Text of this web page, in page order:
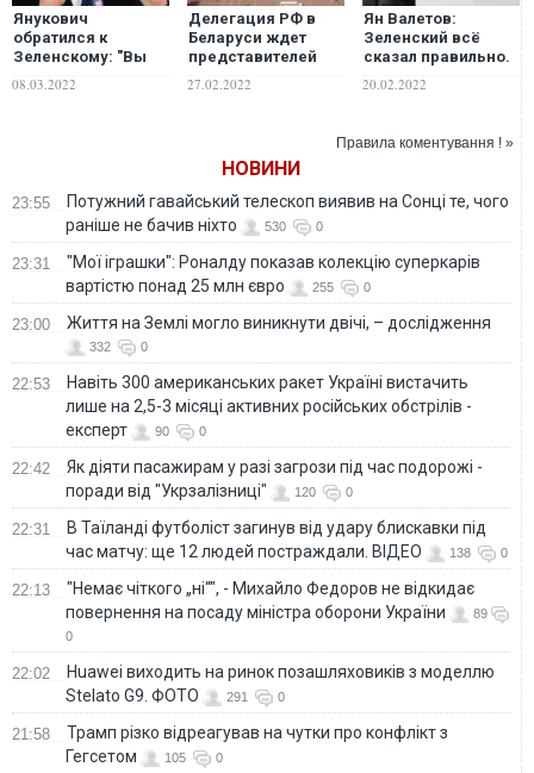
Янукович
обратился к
Зеленскому: "Вы
ценой остановить
08.03.2022
Делегация РФ в
Беларуси ждет
представителей
Зеленский заявил,
летят ракеты
27.02.2022
Ян Валетов:
Зеленский всё
сказал правильно.
перестанем
обещания
20.02.2022
Правила коментування ! »
НОВИНИ
23:55
Потужний гавайський телескоп виявив на Сонці те, чого
раніше не бачив ніхто
530 0
23:31
"Мої іграшки": Роналду показав колекцію суперкарів
вартістю понад 25 млн євро
255 0
23:00 Життя на Землі могло виникнути двічі, – дослідження
332 0
22:53
Навіть 300 американських ракет Україні вистачить
лише на 2,5-3 місяці активних російських обстрілів -
експерт
90 0
22:42
Як діяти пасажирам у разі загрози під час подорожі -
поради від "Укрзалізниці"
120 0
22:31
В Таїланді футболіст загинув від удару блискавки під
час матчу: ще 12 людей постраждали. ВІДЕО
138 0
22:13
"Немає чіткого „ні“", - Михайло Федоров не відкидає
повернення на посаду міністра оборони України
89
0
22:02
Huawei виходить на ринок позашляховиків з моделлю
Stelato G9. ФОТО
291 0
21:58
Трамп різко відреагував на чутки про конфлікт з
Гегсетом
105 0